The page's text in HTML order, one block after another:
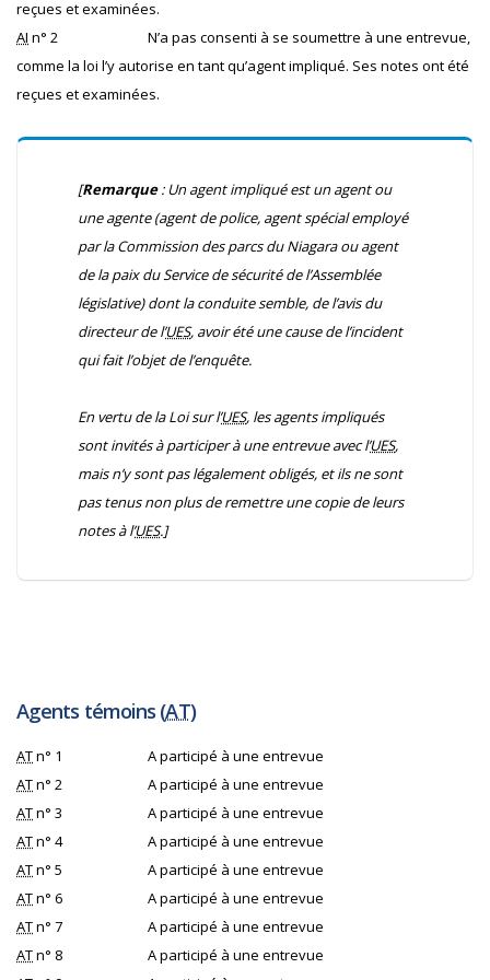
reçues et examinées.
AI n° 2
N’a pas consenti à se soumettre à une entrevue,
comme la loi l’y autorise en tant qu’agent impliqué. Ses notes ont été
reçues et examinées.
[Remarque: Un agent impliqué est un agent ou
une agente (agent de police, agent spécial employé
par la Commission des parcs du Niagara ou agent
de la paix du Service de sécurité de l’Assemblée
législative) dont la conduite semble, de l’avis du
directeur de l’UES, avoir été une cause de l’incident
qui fait l’objet de l’enquête.
En vertu de la Loi sur l’UES, les agents impliqués
sont invités à participer à une entrevue avec l’UES,
mais n’y sont pas légalement obligés, et ils ne sont
pas tenus non plus de remettre une copie de leurs
notes à l’UES.]
Agents témoins (AT)
ATn° 1
A participé à une entrevue
ATn° 2
A participé à une entrevue
ATn° 3
A participé à une entrevue
ATn° 4
A participé à une entrevue
ATn° 5
A participé à une entrevue
ATn° 6
A participé à une entrevue
ATn° 7
A participé à une entrevue
ATn° 8
A participé à une entrevue